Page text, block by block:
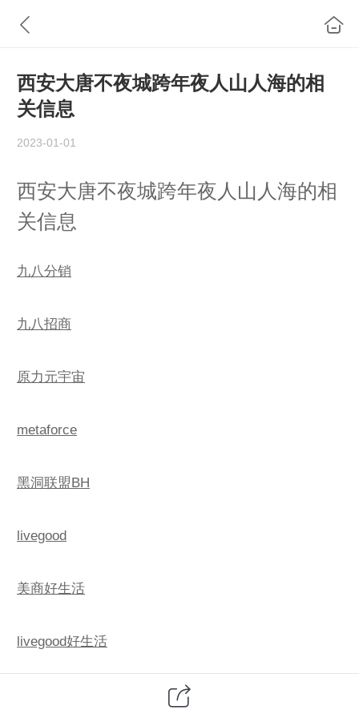
西安大唐不夜城跨年夜人山人海的相
关信息
2023-01-01
西安大唐不夜城跨年夜人山人海的相
关信息
九八分销
九八招商
原力元宇宙
metaforce
黑洞联盟BH
livegood
美商好生活
livegood好生活